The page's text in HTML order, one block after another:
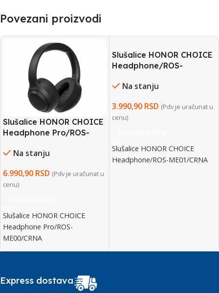
Povezani proizvodi
Slušalice HONOR CHOICE
Headphone Pro/ROS-
Na stanju
6.990,90 RSD (Pdv je uračunat u
cenu)
Slušalice HONOR CHOICE
Headphone Pro/ROS-
ME00/CRNA
Slušalice HONOR CHOICE
Headphone/ROS-
Na stanju
3.990,90 RSD (Pdv je uračunat u
cenu)
Slušalice HONOR CHOICE
Headphone/ROS-ME01/CRNA
Express dostava